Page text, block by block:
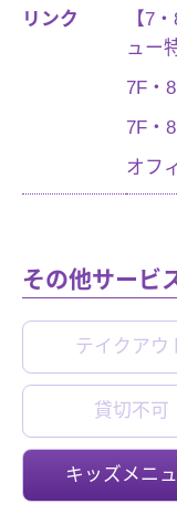
リンク
【7
ュー
7F・
7F・
オフ
その他サービ
テイクアウ
貸切不可
キッズメニ